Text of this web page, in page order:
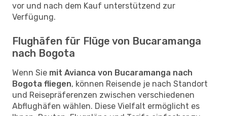
vor und nach dem Kauf unterstützend zur
Verfügung.
Flughäfen für Flüge von Bucaramanga
nach Bogota
Wenn Sie mit Avianca von Bucaramanga nach
Bogota fliegen, können Reisende je nach Standort
und Reisepräferenzen zwischen verschiedenen
Abflughäfen wählen. Diese Vielfalt ermöglicht es